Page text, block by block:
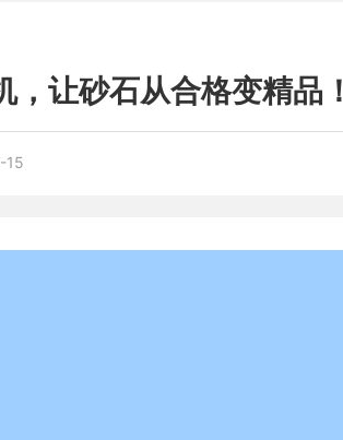
让砂石从合格变精品！
15